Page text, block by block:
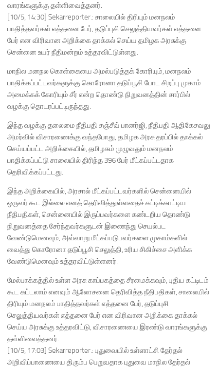
வாரங்களுக்கு தள்ளிவைத்தனர்.
[10/5, 14:30] Sekarreporter.: சாலையில் திரியும் மனநலம்
பாதித்தவர்கள் எத்தனை பேர், தடுப்புசி செலுத்தியவர்கள் எத்தனை
பேர் என விரிவான அறிக்கை தாக்கல் செய்ய தமிழக அரசுக்கு
சென்னை உயர் நீதிமன்றம் உத்தரவிட்டுள்ளது.
மாநில மனநல கொள்கையை அமல்படுத்தக் கோரியும், மனநலம்
பாதிக்கப்பட்டவர்களுக்கு கொரோனா தடுப்பூசி போட சிறப்பு முகாம்
அமைக்கக் கோரியும் சீர் என்ற தொண்டு நிறுவனத்தின் சார்பில்
வழக்கு தொடரப்பட்டிருந்தது.
இந்த வழக்கு தலைமை நீதிபதி சஞ்சீவ் பானர்ஜி, நீதிபதி ஆதிகேசவலு
அமர்வில் விசாரணைக்கு வந்தபோது, தமிழக அரசு தரப்பில் தாக்கல்
செய்யப்பட்ட அறிக்கையில், தமிழகம் முழுவதும் மனநலம்
பாதிக்கப்பட்டு சாலையில் திரிந்த 396 பேர் மீட்கப்பட்டதாக
தெரிவிக்கப்பட்டது.
இந்த அறிக்கையில், அரசால் மீட்கப்பட்டவர்களில் சென்னையில்
ஒருவர் கூட இல்லை எனத் தெரிவித்துள்ளதைச் சுட்டிக்காட்டிய
நீதிபதிகள், சென்னையில் இருப்பவர்களை கண்டறிய தொண்டு
நிறுவனத்தை சேர்ந்தவர்களுடன் இணைந்து செயல்பட
வேண்டுமெனவும், அவ்வாறு மீட்கப்படுபவர்களை முகாம்களில்
வைத்து கொரோனா தடுப்பூசி செலுத்தி, உரிய சிகிச்சை அளிக்க
வேண்டுமெனவும் உத்தரவிட்டுள்ளனர்.
மேல்பாக்கத்தில் உள்ள அரசு காப்பகத்தை சீரமைக்கவும், புதிய கட்டிடம்
கூட கட்டலாம் எனவும் ஆலோசனை தெரிவித்த நீதிபதிகள், சாலையில்
திரியும் மனநலம் பாதித்தவர்கள் எத்தனை பேர், தடுப்புசி
செலுத்தியவர்கள் எத்தனை பேர் என விரிவான அறிக்கை தாக்கல்
செய்ய அரசுக்கு உத்தரவிட்டு, விசாரணையை இரண்டு வாரங்களுக்கு
தள்ளிவைத்தனர்.
[10/5, 17:03] Sekarreporter.: புதுவையில் உள்ளாட்சி தேர்தல்
அறிவிப்பாணையை திரும்ப பெறுவதாக புதுவை மாநில தேர்தல்